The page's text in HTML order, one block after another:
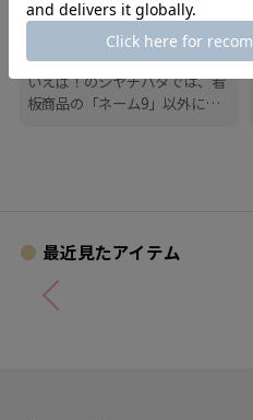
8月5日はハンコの日！～シヤ
チハタの"夏印"～キャンペー
ン
8月5日はハンコの日！ ハンコと
いえば！のシヤチハタでは、看
板商品の「ネーム9」以外に
最近見たアイテム